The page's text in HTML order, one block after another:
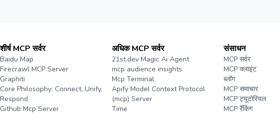
शीर्ष MCP सर्वर
Baidu Map
Firecrawl MCP Server
Graphiti
Core Philosophy: Connect, Unify,
Respond
Github Mcp Server
अधिक MCP सर्वर
21st.dev Magic Ai Agent
mcp audience insights
Mcp Terminal
Apify Model Context Protocol
(mcp) Server
Time
संसाधन
MCP सर्वर
MCP क्लाइंट
ब्लॉग
MCP समाचार
MCP ट्यूटोरियल
MCP रैंकिंग